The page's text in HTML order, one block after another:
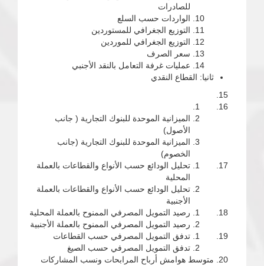
للصادرات
الواردات حسب السلع
التوزيع الجغرافي للمستوردين
التوزيع الجغرافي للموردين
سعر الصرف
عمليات غرفة التعامل بالنقد الأجنبي
ثانيا: القطاع النقدي
الميزانية الموحدة للبنوك التجارية ( جانب
الأصول)
الميزانية الموحدة للبنوك التجارية (جانب
الخصوم)
تحليل الودائع حسب الأنواع والقطاعات بالعملة
المحلية
تحليل الودائع حسب الأنواع والقطاعات بالعملة
الأجنبية
رصيد التمويل المصرفي الممنوح بالعملة المحلية
رصيد التمويل المصرفي الممنوح بالعملة الأجنبية
تدفق التمويل المصرفي حسب القطاعات
تدفق التمويل المصرفي حسب الصيغ
متوسط هوامش أرباح المرابحات ونسب المشاركات